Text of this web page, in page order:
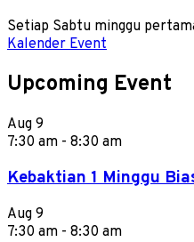
Setiap Sabtu minggu
Kalender Event
Upcoming Event
Aug 9
7:30 am - 8:30 am
Kebaktian 1 Minggu
Aug 9
7:30 am - 8:30 am